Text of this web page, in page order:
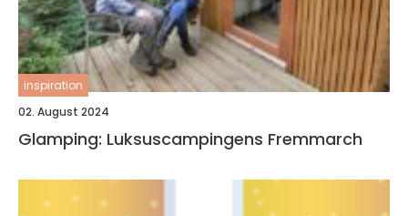
inspiration
02. August 2024
Glamping: Luksuscampingens Fremmarch